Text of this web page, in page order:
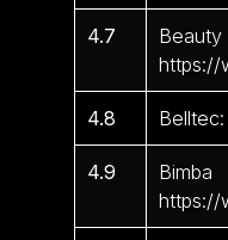
4.7
https://
4.8
4.9
https://